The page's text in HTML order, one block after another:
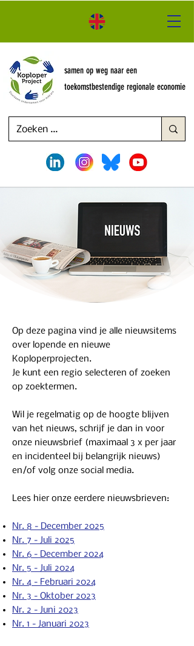
samen op weg naar een
toekomstbestendige regionale economie
Op deze pagina vind je alle nieuwsitems
over lopende en nieuwe
Koploperprojecten.
Je kunt een regio selecteren of zoeken
op zoektermen.
Wil je regelmatig op de hoogte blijven
van het nieuws, schrijf je dan in voor
onze nieuwsbrief (maximaal 3 x per jaar
en incidenteel bij belangrijk nieuws)
en/of volg onze social media.
Lees hier onze eerdere nieuwsbrieven:
Nr. 8 - December 2025
Nr. 7 - Juli 2025
Nr. 6 - December 2024
Nr. 5 - Juli 2024
Nr. 4 - Februari 2024
Nr. 3 - Oktober 2023
Nr. 2 - Juni 2023
Nr. 1 - Januari 2023